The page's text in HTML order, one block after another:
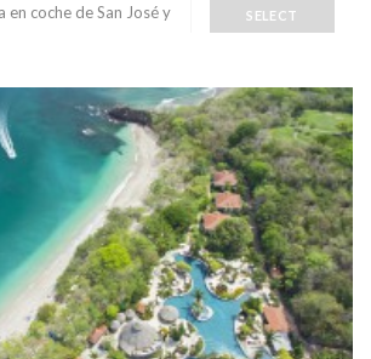
en coche de San José y
SELECT